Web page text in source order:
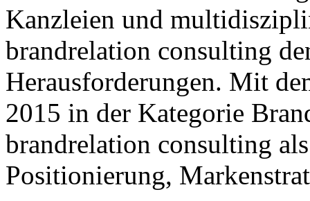
Kanzleien und
brandrelation consulting
Herausforderungen. Mit
2015 in der Kategorie
brandrelation consulting
Positionierung,